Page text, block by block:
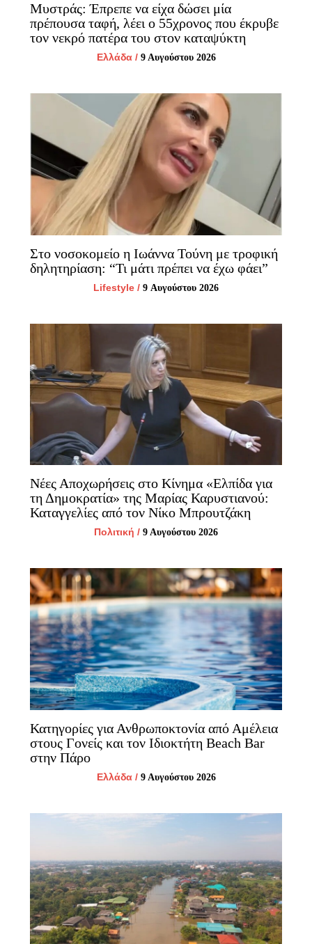
Μυστράς: Έπρεπε να είχα δώσει μία
πρέπουσα ταφή, λέει ο 55χρονος που έκρυβε
τον νεκρό πατέρα του στον καταψύκτη
Ελλάδα/ 9 Αυγούστου 2026
Στο νοσοκομείο η Ιωάννα Τούνη με τροφική
δηλητηρίαση: “Τι μάτι πρέπει να έχω φάει”
Lifestyle / 9 Αυγούστου 2026
Νέες Αποχωρήσεις στο Κίνημα «Ελπίδα για
τη Δημοκρατία» της Μαρίας Καρυστιανού:
Καταγγελίες από τον Νίκο Μπρουτζάκη
Πολιτική / 9 Αυγούστου 2026
Κατηγορίες για Ανθρωποκτονία από Αμέλεια
στους Γονείς και τον Ιδιοκτήτη Beach Bar
στην Πάρο
Ελλάδα/ 9 Αυγούστου 2026